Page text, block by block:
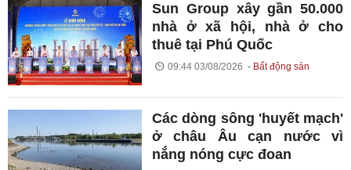
Sun Group xây gần 50.000
nhà ở xã hội, nhà ở cho
thuê tại Phú Quốc
09:44 03/08/2026 Bất động sản
Các dòng sông 'huyết mạch'
ở châu Âu cạn nước vì
nắng nóng cực đoan